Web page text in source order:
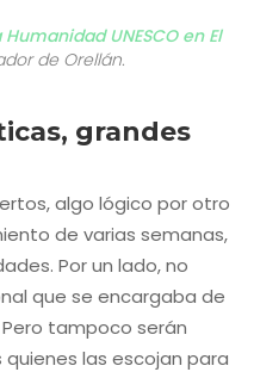
UNESCO en El
de Orellán.
grandes
algo lógico por otro
de varias semanas,
Por un lado, no
que se encargaba de
tampoco serán
las escojan para